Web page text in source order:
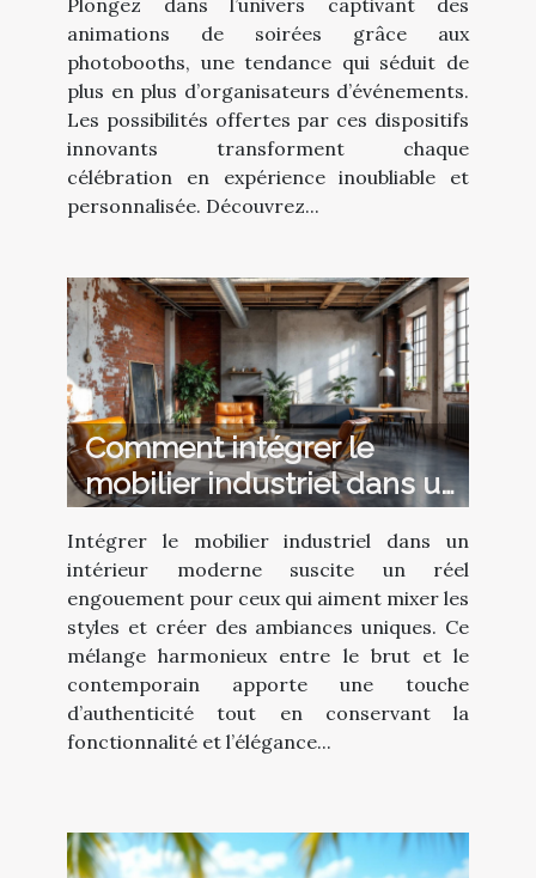
Plongez dans l’univers captivant des
animations de soirées grâce aux
photobooths, une tendance qui séduit de
plus en plus d’organisateurs d’événements.
Les possibilités offertes par ces dispositifs
innovants transforment chaque
célébration en expérience inoubliable et
personnalisée. Découvrez...
Comment intégrer le
mobilier industriel dans un
intérieur moderne ?
Intégrer le mobilier industriel dans un
intérieur moderne suscite un réel
engouement pour ceux qui aiment mixer les
styles et créer des ambiances uniques. Ce
mélange harmonieux entre le brut et le
contemporain apporte une touche
d’authenticité tout en conservant la
fonctionnalité et l’élégance...